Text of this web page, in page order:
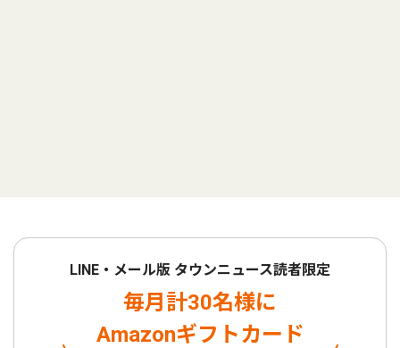
LINE・メール版 タウンニュース読者限定
毎月計30名様に
Amazonギフトカード